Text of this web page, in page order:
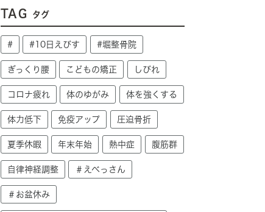
TAG タグ
# #10日えびす #堀整骨院
ぎっくり腰 こどもの矯正 しびれ
コロナ疲れ 体のゆがみ 体を強くする
体力低下 免疫アップ 圧迫骨折
夏季休暇 年末年始 熱中症 腹筋群
自律神経調整 ＃えべっさん
＃お盆休み